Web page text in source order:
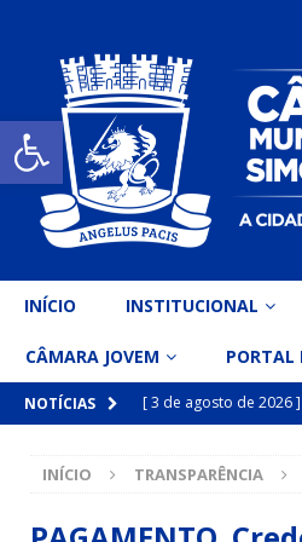
Open toolbar
INÍCIO INSTITUCIONAL
CÂMARA JOVEM PORTAL
NOTÍCIAS [ 3 de agosto de 2026 ]
inclusiva
DESTAQUE
[ 15 de julho de 2026 ]
INÍCIO TRANSPARÊNCIA